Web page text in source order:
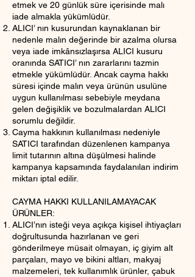
etmek ve 20 günlük süre içerisinde malı
iade almakla yükümlüdür.
ALICI’ nın kusurundan kaynaklanan bir
nedenle malın değerinde bir azalma olursa
veya iade imkânsızlaşırsa ALICI kusuru
oranında SATICI’ nın zararlarını tazmin
etmekle yükümlüdür. Ancak cayma hakkı
süresi içinde malın veya ürünün usulüne
uygun kullanılması sebebiyle meydana
gelen değişiklik ve bozulmalardan ALICI
sorumlu değildir.
Cayma hakkının kullanılması nedeniyle
SATICI tarafından düzenlenen kampanya
limit tutarının altına düşülmesi halinde
kampanya kapsamında faydalanılan indirim
miktarı iptal edilir.
CAYMA HAKKI KULLANILAMAYACAK
ÜRÜNLER:
ALICI’nın isteği veya açıkça kişisel ihtiyaçları
doğrultusunda hazırlanan ve geri
gönderilmeye müsait olmayan, iç giyim alt
parçaları, mayo ve bikini altları, makyaj
malzemeleri, tek kullanımlık ürünler, çabuk